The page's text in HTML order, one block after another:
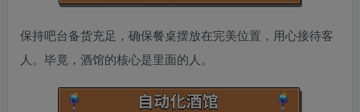
保持吧台备货充足，确保餐桌摆放在完美位置，用心接待客
人。毕竟，酒馆的核心是里面的人。